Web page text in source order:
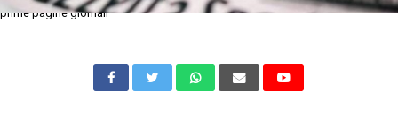
prime pagine giornali